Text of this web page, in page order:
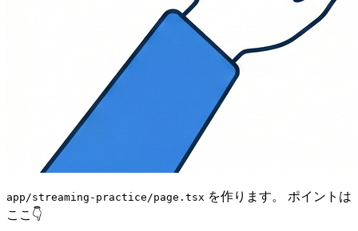
app/streaming-practice/page.tsx を作ります。 ポイントは
ここ👇